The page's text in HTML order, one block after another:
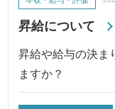
昇給について
昇給や給与の決ま
ますか？